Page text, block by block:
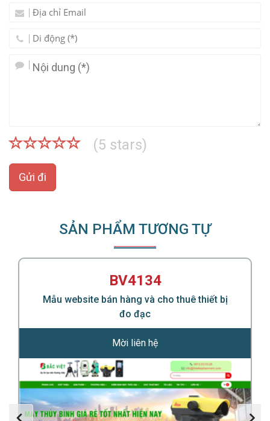
(5 stars)
Gửi đi
SẢN PHẨM TƯƠNG TỰ
BV4134
Mẫu website bán hàng và cho thuê thiết bị
đo đạc
Mời liên hệ